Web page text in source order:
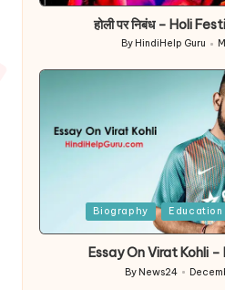
होली पर निबंध – Holi
Posted
by
By HindiHelp Guru
Biography Education
Essay On Virat Kohli
Posted
By News24